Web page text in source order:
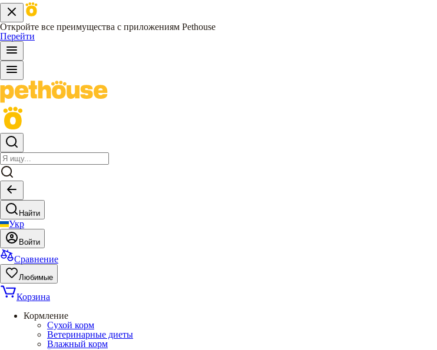
Откройте все преимущества с приложениям Pethouse
Перейти
Найти
Укр
Войти
Сравнение
Любимые
Корзина
Кормление
Сухой корм
Ветеринарные диеты
Влажный корм